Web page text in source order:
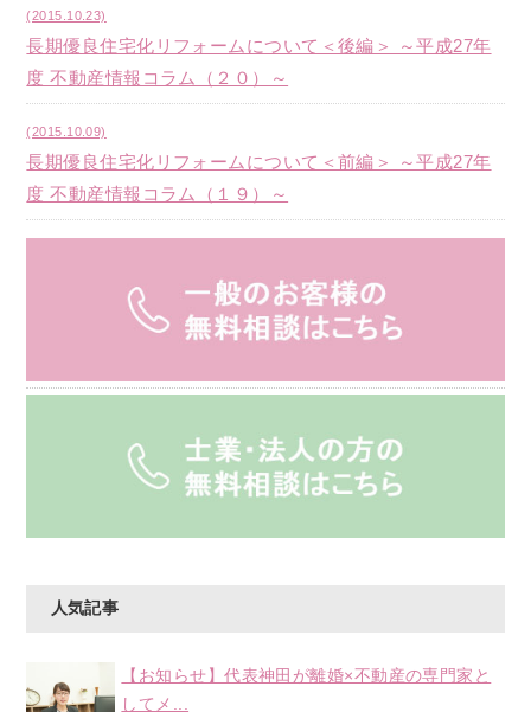
(2015.10.23)
長期優良住宅化リフォームについて＜後編＞ ～平成27年
度 不動産情報コラム（２０）～
(2015.10.09)
長期優良住宅化リフォームについて＜前編＞ ～平成27年
度 不動産情報コラム（１９）～
人気記事
【お知らせ】代表神田が離婚×不動産の専門家と
してメ...